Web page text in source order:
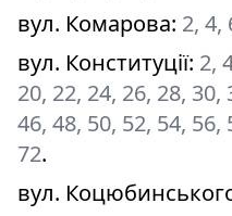
вул. Комарова: 2, 4,
вул. Конституції: 2,
20, 22, 24, 26, 28, 30,
46, 48, 50, 52, 54, 56,
72.
вул.